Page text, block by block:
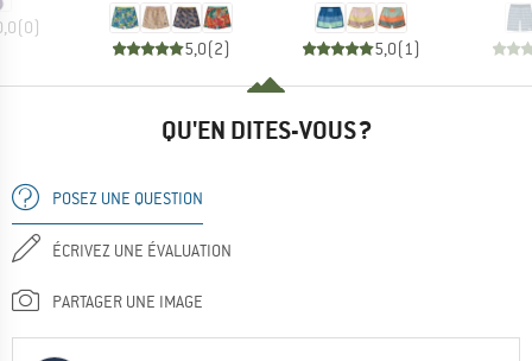
(0)
5,0(2) 5,0(1)
QU'EN DITES-VOUS ?
POSEZ UNE QUESTION
ÉCRIVEZ UNE ÉVALUATION
PARTAGER UNE IMAGE